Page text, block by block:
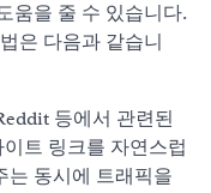
움을 줄 수 있습니다.
은 다음과 같습니
등에서 관련된
트 링크를 자연스럽
는 동시에 트래픽을